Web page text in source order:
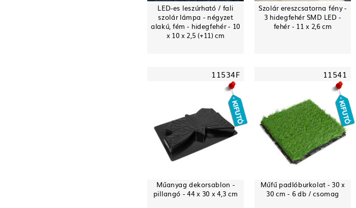
LED-es leszúrható / fali
szolár lámpa - négyzet
alakú, fém - hidegfehér - 10
x 10 x 2,5 (+11) cm
Szolár ereszcsatorna fény -
3 hidegfehér SMD LED -
fehér - 11 x 2,6 cm
11534F
Műanyag dekorsablon -
pillangó - 44 x 30 x 4,3 cm
11541
Műfű padlóburkolat - 30 x
30 cm - 6 db / csomag